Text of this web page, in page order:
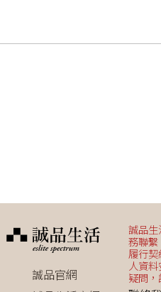
誠品官網
誠品生
務聯繫
履行契
人資
疑問，